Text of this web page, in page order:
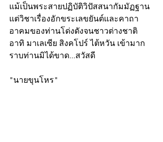
แม้เป็นพระสายปฏิบัติวิปัสสนากัมมัฏฐาน
แต่วิชาเรื่องอักขระเลขยันต์และคาถา
อาคมของท่านโด่งดังจนชาวต่างชาติ
อาทิ มาเลเซีย สิงคโปร์ ไต้หวัน เข้ามาก
ราบท่านมิได้ขาด...สวัสดี
"นายขุนโหร"